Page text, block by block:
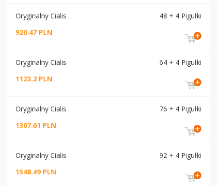
Oryginalny Cialis
48 + 4 Pigułki
920.47 PLN
Oryginalny Cialis
64 + 4 Pigułki
1123.2 PLN
Oryginalny Cialis
76 + 4 Pigułki
1307.61 PLN
Oryginalny Cialis
92 + 4 Pigułki
1548.49 PLN